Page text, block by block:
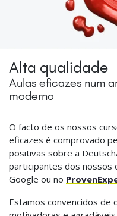
Alta qualidade
Aulas eficazes num
moderno
O facto de os nossos
eficazes é comprovado
positivas sobre a
participantes dos nossos
Google ou no
Estamos convencidos de